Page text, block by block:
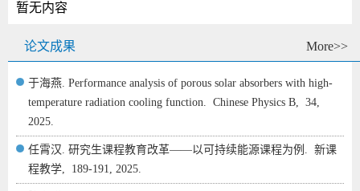
暂无内容
论文成果 More>>
于海燕. Performance analysis of porous solar absorbers with high-
temperature radiation cooling function. Chinese Physics B, 34,
2025.
任霄汉. 研究生课程教育改革——以可持续能源课程为例. 新课
程教学,
189-191, 2025.